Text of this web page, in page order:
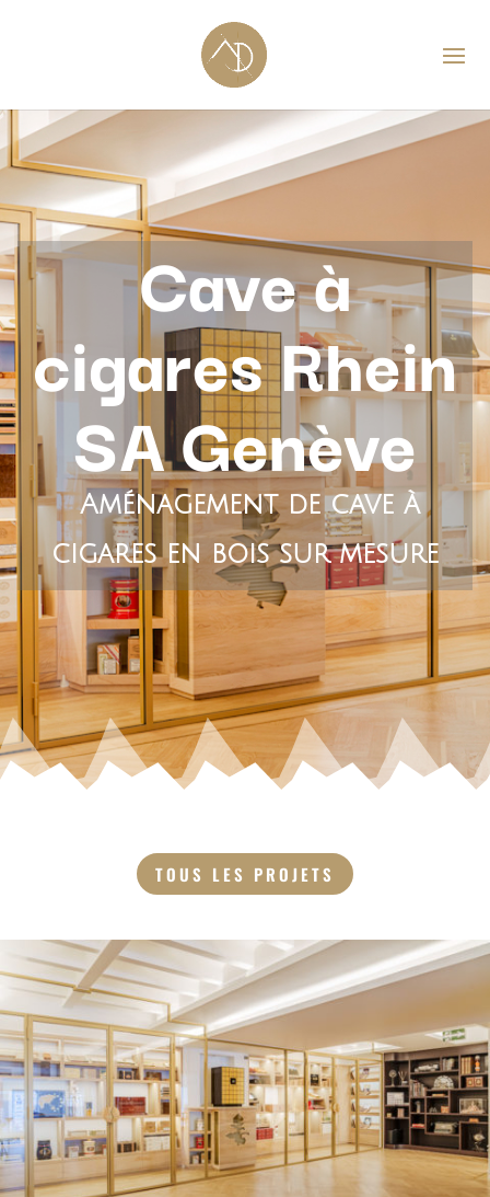
Cave à
cigares Rhein
SA Genève
Aménagement de cave à
cigares en bois sur mesure
TOUS LES PROJETS